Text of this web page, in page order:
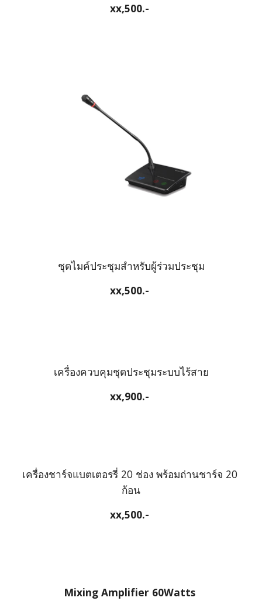
xx,500.-
ชุดไมค์ประชุมสำหรับผู้ร่วมประชุม
xx,500.-
เครื่องควบคุมชุดประชุมระบบไร้สาย
xx,900.-
เครื่องชาร์จแบตเตอรรี่ 20 ช่อง พร้อมถ่านชาร์จ 20
ก้อน
xx,500.-
Mixing Amplifier 60Watts